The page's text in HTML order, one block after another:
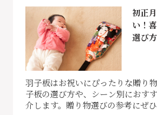
初正
い！
選び方
羽子板はお祝いにぴったりな贈り
子板の選び方や、シーン別におす
介します。贈り物選びの参考にぜ